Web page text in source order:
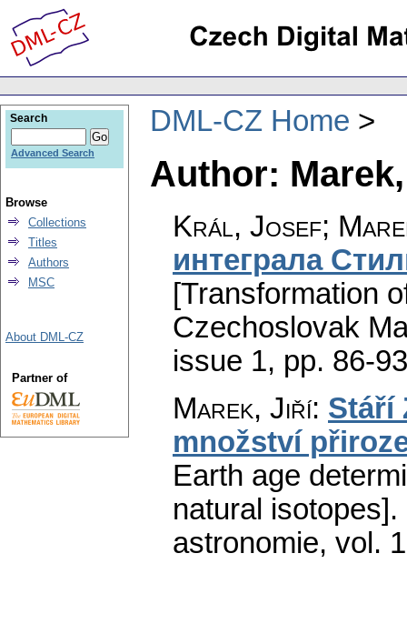
DML-CZ Home
Author:
Král, Josef;
интеграла
[Transformation
Czechoslovak
issue 1, pp. 86-93
Marek, Jiří: Stáří
množství
Earth age
natural isotopes].
astronomie, vol.
Search
Advanced Search
Browse
Collections
Titles
Authors
MSC
About DML-CZ
Partner of